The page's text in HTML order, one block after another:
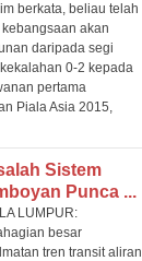
berkata, beliau telah
akan
daripada segi
0-2 kepada
pertama
Piala Asia 2015,
Sistem
Punca ...
LUMPUR:
besar
tren transit aliran